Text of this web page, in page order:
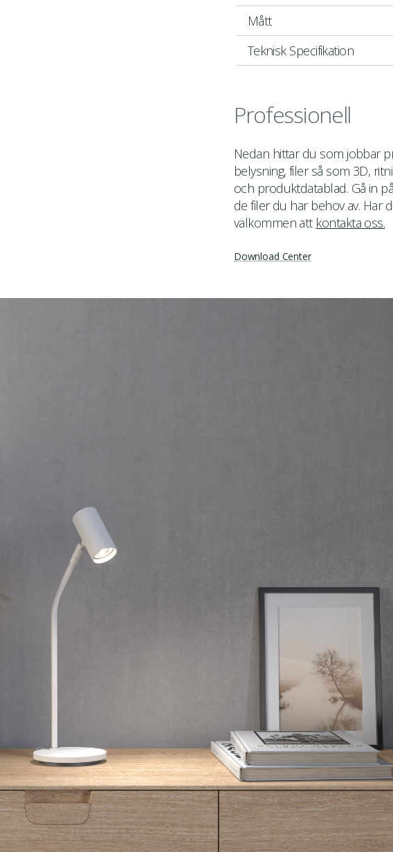
Mått
Teknisk Specifikation
Professionell
Nedan hittar du som jobbar
belysning, filer så som 3D,
och produktdatablad. Gå in
de filer du har behov av. Har
välkommen att kontakta oss.
Download Center